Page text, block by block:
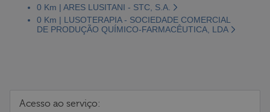
0 Km | ARES LUSITANI - STC, S.A.
0 Km | LUSOTERAPIA - SOCIEDADE COMERCIAL
DE PRODUÇÃO QUÍMICO-FARMACÊUTICA, LDA
Acesso ao serviço: